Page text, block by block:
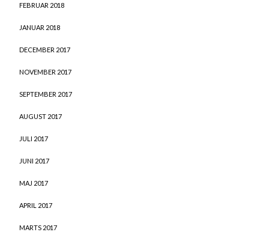
FEBRUAR 2018
JANUAR 2018
DECEMBER 2017
NOVEMBER 2017
SEPTEMBER 2017
AUGUST 2017
JULI 2017
JUNI 2017
MAJ 2017
APRIL 2017
MARTS 2017